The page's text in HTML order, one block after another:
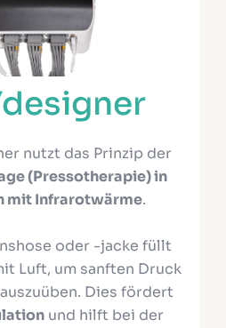
nutzt das Prinzip der
(Pressotherapie) in
mit Infrarotwärme.
oder -jacke füllt
Luft, um sanften Druck
Dies fördert
und hilft bei der